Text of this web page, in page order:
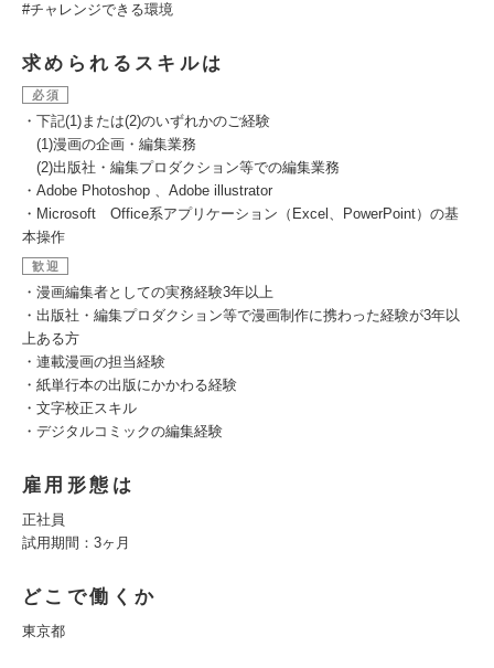
#チャレンジできる環境
求められるスキルは
必須
・下記(1)または(2)のいずれかのご経験
(1)漫画の企画・編集業務
(2)出版社・編集プロダクション等での編集業務
・Adobe Photoshop 、Adobe illustrator
・Microsoft Office系アプリケーション（Excel、PowerPoint）の基
本操作
歓迎
・漫画編集者としての実務経験3年以上
・出版社・編集プロダクション等で漫画制作に携わった経験が3年以
上ある方
・連載漫画の担当経験
・紙単行本の出版にかかわる経験
・文字校正スキル
・デジタルコミックの編集経験
雇用形態は
正社員
試用期間：3ヶ月
どこで働くか
東京都